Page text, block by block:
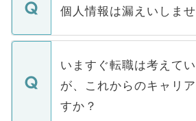
■応募殺到を避けるため
関を公にしてしまうと、
に、医療機関が求める条件
みを人材紹介会社に依頼す
ています。
ん。また、仮に応募先から
定を承諾する必要はあり
の辞退の連絡はキャリアパ
個人情報は漏えいしま
個人情報が漏えいするこ
で、ご安心ください。当サ
などで収集したご登録者様
ご本人のキャリアアップお
支援を目的に使用いたしま
いますぐ転職は考えて
が、これからのキャリ
すか？